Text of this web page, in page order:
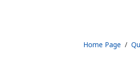
Home Page /